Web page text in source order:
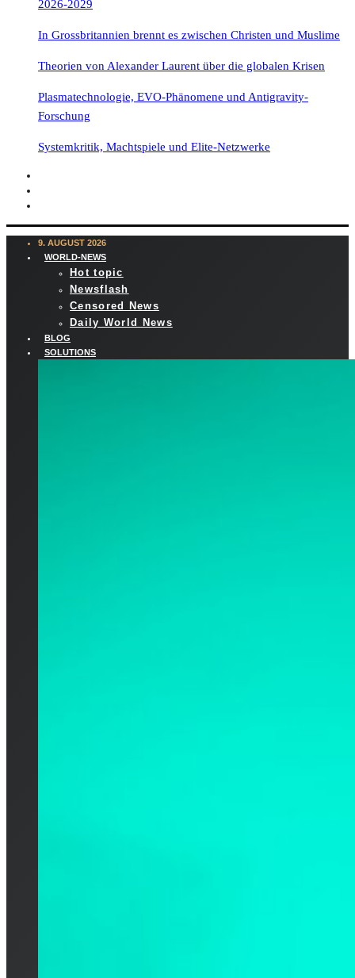
2026-2029
In Grossbritannien brennt es zwischen Christen und Muslime
Theorien von Alexander Laurent über die globalen Krisen
Plasmatechnologie, EVO-Phänomene und Antigravity-
Forschung
Systemkritik, Machtspiele und Elite-Netzwerke
9. AUGUST 2026
WORLD-NEWS
Hot topic
Newsflash
Censored News
Daily World News
BLOG
SOLUTIONS